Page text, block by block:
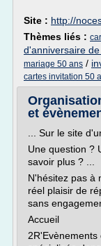
Site : http://
Thèmes liés :
d'anniversaire
mariage 50 ans /
cartes invitation 50
et
... Sur le site
Une question ?
savoir plus ? ...
N'hésitez pas à
réel plaisir de
sans
Accueil